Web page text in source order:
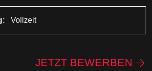
Vollzeit
JETZT BEWERBEN